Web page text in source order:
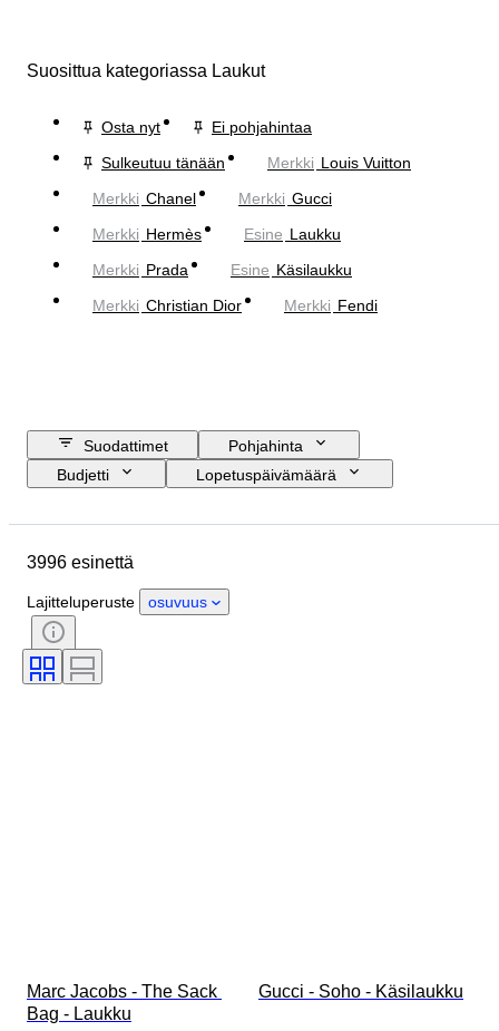
Suosittua kategoriassa Laukut
Osta nyt
Ei pohjahintaa
Sulkeutuu tänään
Merkki Louis Vuitton
Merkki Chanel Merkki Gucci
Merkki Hermès Esine Laukku
Merkki Prada Esine Käsilaukku
Merkki Christian Dior Merkki Fendi
Suodattimet
Pohjahinta
Budjetti
Lopetuspäivämäärä
Alkuperämaa
Kunto
Väri
Mukana asusteet
Kuosi
Esineen koko
3996 esinettä
Lajitteluperuste osuvuus
Marc Jacobs - The Sack
Bag - Laukku
Gucci - Soho - Käsilaukku